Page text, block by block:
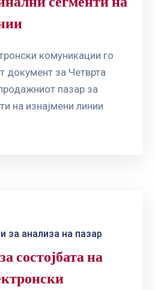
комуникации го
документ за Четврта
пазар за
на изнајмени линии
за анализа на пазар
состојбата на